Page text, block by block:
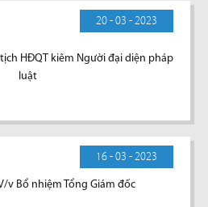
20 - 03 - 2023
HĐQT kiêm Người đại diện pháp
luật
16 - 03 - 2023
v Bổ nhiệm Tổng Giám đốc